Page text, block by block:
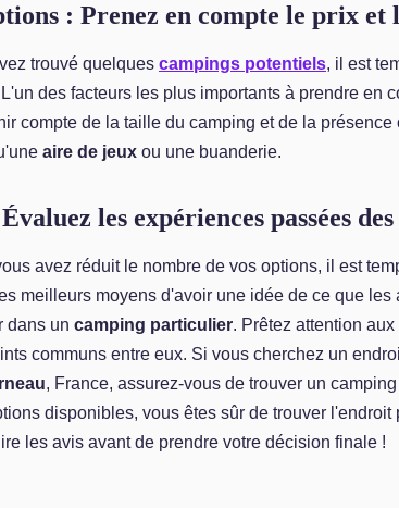
: Prenez en compte le prix et
trouvé quelques campings potentiels, il est
des facteurs les plus importants à prendre en
compte de la taille du camping et de la présence
aire de jeux ou une buanderie.
les expériences passées
avez réduit le nombre de vos options, il est
meilleurs moyens d'avoir une idée de ce que les
dans un camping particulier. Prêtez attention
communs entre eux. Si vous cherchez un
, France, assurez-vous de trouver un
disponibles, vous êtes sûr de trouver l'endroit
les avis avant de prendre votre décision finale !